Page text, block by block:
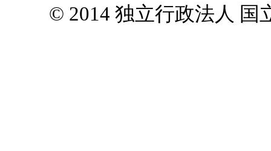
© 2014 独立行政法人 国